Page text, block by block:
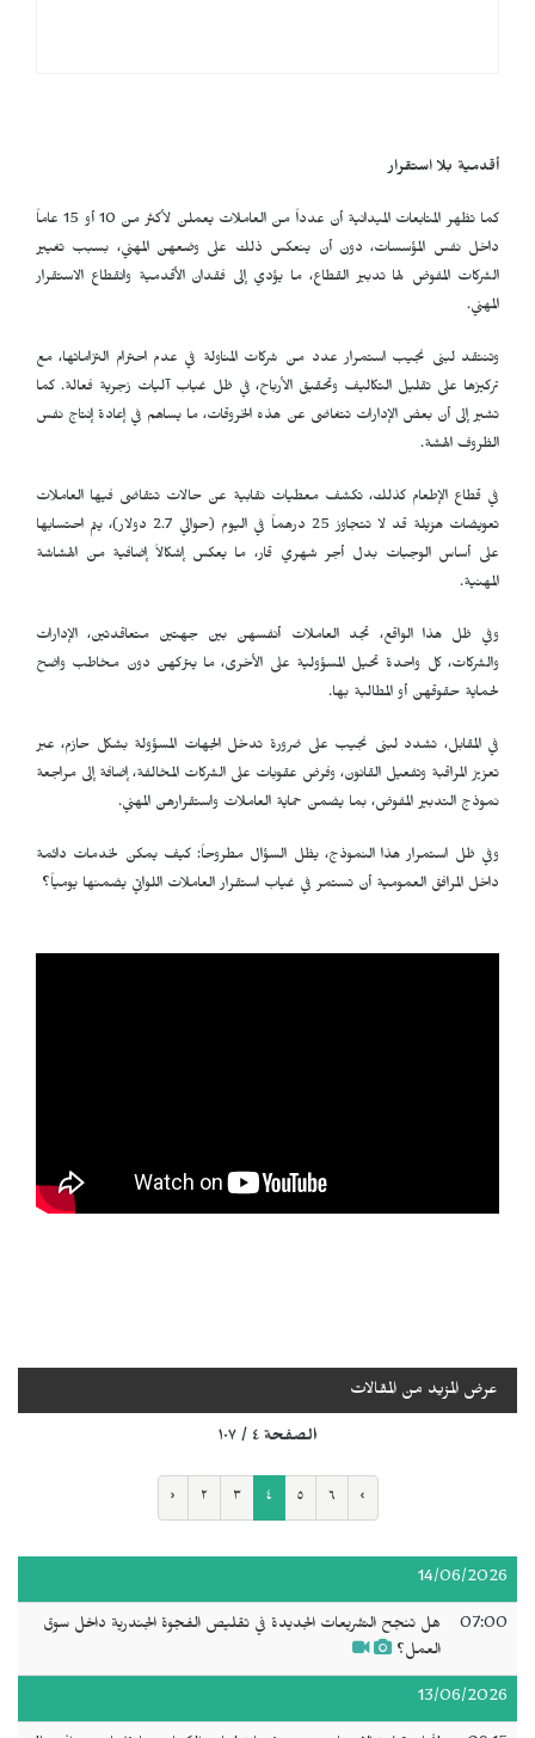
أقدمية بلا استقرار
كما تظهر المتابعات الميدانية أن عدداً من العاملات يعملن لأكثر من 10 أو 15 عاماً
داخل نفس المؤسسات، دون أن ينعكس ذلك على وضعهن المهني، بسبب تغيير
الشركات المفوض لها تدبير القطاع، ما يؤدي إلى فقدان الأقدمية وانقطاع الاستقرار
المهني.
وتنتقد لبنى نجيب استمرار عدد من شركات المناولة في عدم احترام التزاماتها، مع
تركيزها على تقليل التكاليف وتحقيق الأرباح، في ظل غياب آليات زجرية فعالة. كما
تشير إلى أن بعض الإدارات تتغاضى عن هذه الخروقات، ما يساهم في إعادة إنتاج نفس
الظروف الهشة.
في قطاع الإطعام كذلك، تكشف معطيات نقابية عن حالات تتقاضى فيها العاملات
تعويضات هزيلة قد لا تتجاوز 25 درهماً في اليوم (حوالي 2.7 دولار)، يتم احتسابها
على أساس الوجبات بدل أجر شهري قار، ما يعكس إشكالاً إضافية من الهشاشة
المهنية.
وفي ظل هذا الواقع، تجد العاملات أنفسهن بين جهتين متعاقدتين، الإدارات
والشركات، كل واحدة تحيل المسؤولية على الأخرى، ما يتركهن دون مخاطب واضح
لحماية حقوقهن أو المطالبة بها.
في المقابل، تشدد لبنى نجيب على ضرورة تدخل الجهات المسؤولة بشكل حازم، عبر
تعزيز المراقبة وتفعيل القانون، وفرض عقوبات على الشركات المخالفة، إضافة إلى مراجعة
نموذج التدبير المفوض، بما يضمن حماية العاملات واستقرارهن المهني.
وفي ظل استمرار هذا النموذج، يظل السؤال مطروحاً: كيف يمكن لخدمات دائمة
داخل المرافق العمومية أن تستمر في غياب استقرار العاملات اللواتي يضمنها يومياً؟
عرض المزيد من المقالات
الصفحة ٤ / ١٠٧
‹ ٢ ٣ ٤ ٥ ٦ ›
14/06/2026
07:00
هل تنجح التشريعات الجديدة في تقليص الفجوة الجندرية داخل سوق
العمل؟
13/06/2026